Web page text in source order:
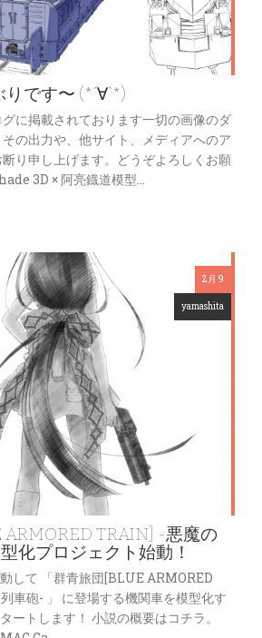
です〜 (*´∀`*)
に掲載されております一切の画像のダ
の出力や、他サイト、メディアへのア
り申し上げます。どうぞよろしくお願
3D × 阿亮鐡道模型…
2月 9
yamashita
ARMORED TRAIN] -悪魔の
化プロジェクト始動！
して 「群青旅団[BLUE ARMORED
車砲- 」 に登場する機関車を模型化す
ートします！ 小説の概要はコチラ。